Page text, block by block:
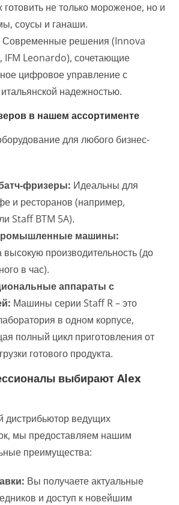
готовить не только мороженое, но и
соусы и ганаши.
Современные решения (Innova
IFM Leonardo), сочетающие
цифровое управление с
надежностью.
в нашем ассортименте
для любого бизнес-
фризеры: Идеальны для
и ресторанов (например,
Staff BTM 5A).
машины:
производительность (до
в час).
аппараты с
Машины серии Staff R – это
в одном корпусе,
полный цикл приготовления от
готового продукта.
выбирают Alex
дистрибьютор ведущих
мы предоставляем нашим
преимущества:
Вы получаете актуальные
и доступ к новейшим